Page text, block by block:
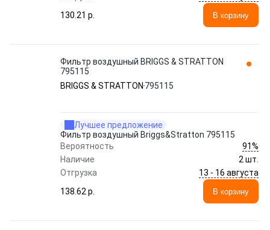
130.21 p.
В корзину
Фильтр воздушный BRIGGS & STRATTON
795115
BRIGGS & STRATTON 795115
Лучшее предложение
Фильтр воздушный Briggs&Stratton 795115
Вероятность
91%
Наличие
2 шт.
Отгрузка
13 - 16 августа
138.62 p.
В корзину